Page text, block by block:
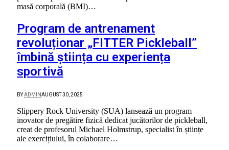
masă corporală (BMI)…
Program de antrenament
revoluționar „FITTER Pickleball”
îmbină știința cu experiența
sportivă
BYADMINAUGUST 30, 2025
Slippery Rock University (SUA) lansează un program
inovator de pregătire fizică dedicat jucătorilor de pickleball,
creat de profesorul Michael Holmstrup, specialist în științe
ale exercițiului, în colaborare…